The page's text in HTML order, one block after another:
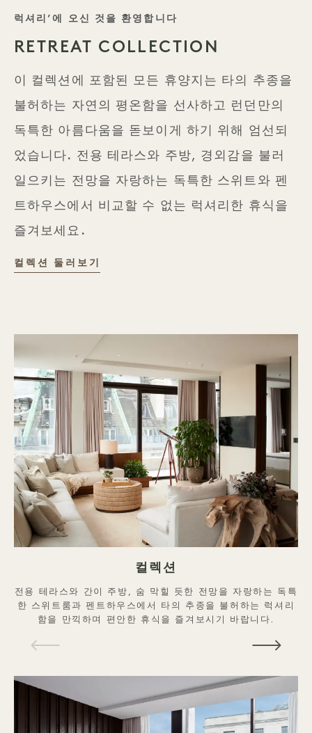
‘태그 라인 비스포크
럭셔리’에 오신 것을 환영합니다
RETREAT COLLECTION
이 컬렉션에 포함된 모든 휴양지는 타의 추종을
불허하는 자연의 평온함을 선사하고 런던만의
독특한 아름다움을 돋보이게 하기 위해 엄선되
었습니다. 전용 테라스와 주방, 경외감을 불러
일으키는 전망을 자랑하는 독특한 스위트와 펜
트하우스에서 비교할 수 없는 럭셔리한 휴식을
즐겨보세요.
컬렉션 둘러보기
컬렉션
전용 테라스와 간이 주방, 숨 막힐 듯한 전망을 자랑하는 독특
한 스위트룸과 펜트하우스에서 타의 추종을 불허하는 럭셔리
함을 만끽하며 편안한 휴식을 즐겨보시기 바랍니다.